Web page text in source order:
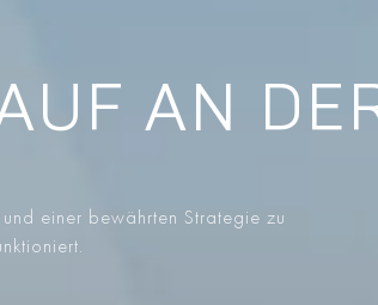
AN
einer bewährten Strategie zu